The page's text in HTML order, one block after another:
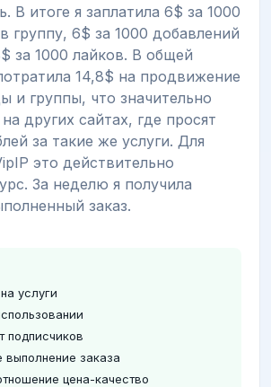
В итоге я заплатила 6$ за 1000
группу, 6$ за 1000 добавлений
за 1000 лайков. В общей
14,8$ на продвижение
и группы, что значительно
других сайтах, где просят
за такие же услуги. Для
это действительно
За неделю я получила
заказ.
услуги
подписчиков
выполнение заказа
цена-качество